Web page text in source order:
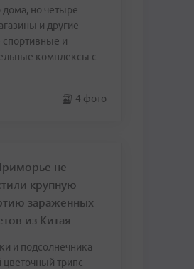
дома, но четыре
и другие
и
комплексы с
4 фото
не
крупную
зараженных
из Китая
и подсолнечника
трипс